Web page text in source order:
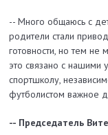
-- Много общаюсь с
родители стали
готовности, но тем не
это связано с нашими
спортшколу,
футболистом важное
-- Председатель